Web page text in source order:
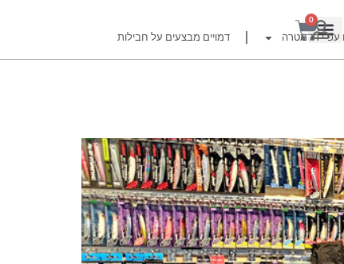
0
עפ"י דג מטרה דמויים מבצעים על חבילות